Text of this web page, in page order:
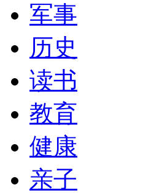
军事
历史
读书
教育
健康
亲子